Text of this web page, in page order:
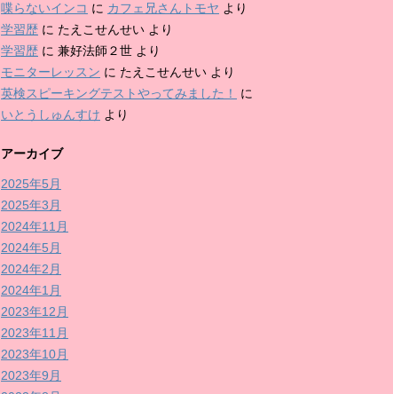
喋らないインコ に カフェ兄さんトモヤ より
学習歴 に たえこせんせい より
学習歴 に 兼好法師２世 より
モニターレッスン に たえこせんせい より
英検スピーキングテストやってみました！
に
いとうしゅんすけ より
アーカイブ
2025年5月
2025年3月
2024年11月
2024年5月
2024年2月
2024年1月
2023年12月
2023年11月
2023年10月
2023年9月